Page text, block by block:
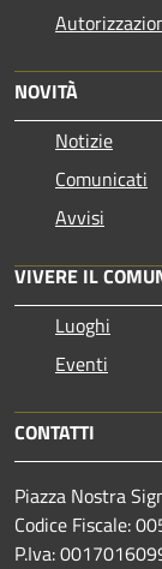
NOVITÀ
Notizie
Comunicati
Avvisi
VIVERE IL
Luoghi
Eventi
CONTATTI
Piazza Nostra
Codice Fiscale:
P.Iva: